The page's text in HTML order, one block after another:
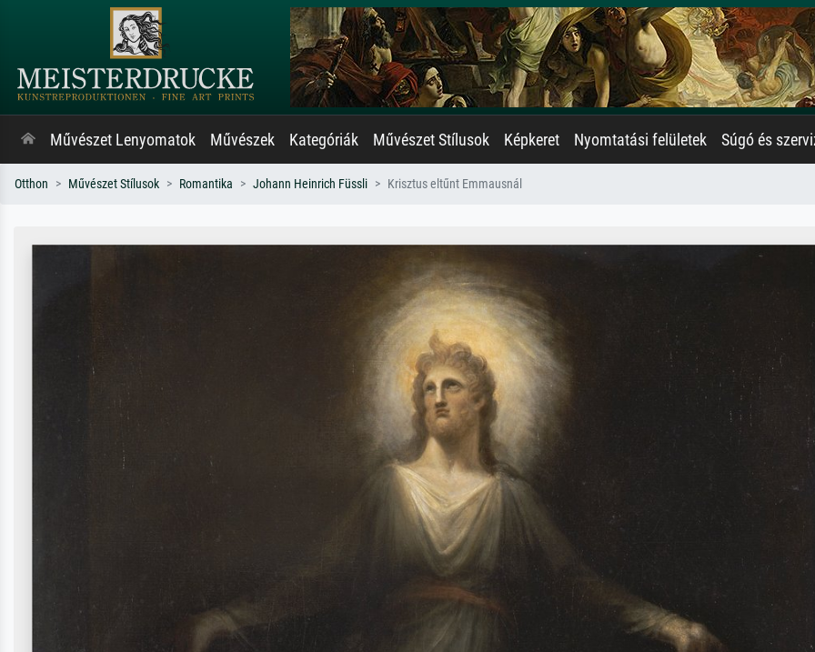
Művészet Lenyomatok Művészek Kategóriák Művészet Stílusok Képkeret Nyomtatási felületek Súgó és
Otthon Művészet Stílusok Romantika Johann Heinrich Füssli Krisztus eltűnt Emmausnál